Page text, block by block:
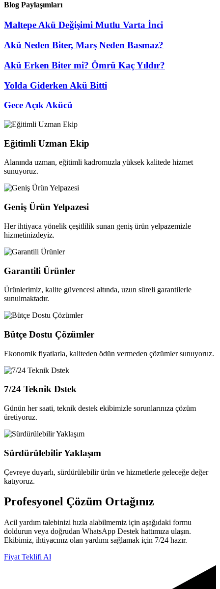
Blog Paylaşımları
Maltepe Akü Değişimi Mutlu Varta İnci
Akü Neden Biter, Marş Neden Basmaz?
Akü Erken Biter mi? Ömrü Kaç Yıldır?
Yolda Giderken Akü Bitti
Gece Açık Akücü
Eğitimli Uzman Ekip
Alanında uzman, eğitimli kadromuzla yüksek kalitede hizmet
sunuyoruz.
Geniş Ürün Yelpazesi
Her ihtiyaca yönelik çeşitlilik sunan geniş ürün yelpazemizle
hizmetinizdeyiz.
Garantili Ürünler
Ürünlerimiz, kalite güvencesi altında, uzun süreli garantilerle
sunulmaktadır.
Bütçe Dostu Çözümler
Ekonomik fiyatlarla, kaliteden ödün vermeden çözümler sunuyoruz.
7/24 Teknik Dstek
Günün her saati, teknik destek ekibimizle sorunlarınıza çözüm
üretiyoruz.
Sürdürülebilir Yaklaşım
Çevreye duyarlı, sürdürülebilir ürün ve hizmetlerle geleceğe değer
katıyoruz.
Profesyonel Çözüm Ortağınız
Acil yardım talebinizi hızla alabilmemiz için aşağıdaki formu
doldurun veya doğrudan WhatsApp Destek hattımıza ulaşın.
Ekibimiz, ihtiyacınız olan yardımı sağlamak için 7/24 hazır.
Fiyat Teklifi Al